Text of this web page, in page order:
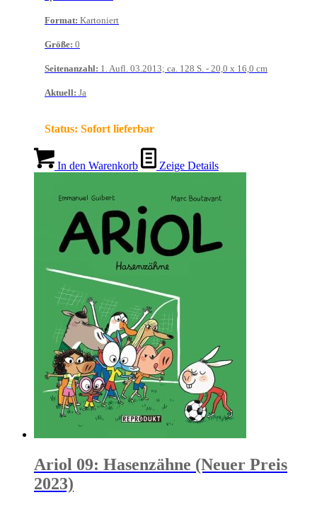
Format: Kartoniert
Größe: 0
Seitenanzahl: 1. Aufl. 03.2013; ca. 128 S. - 20,0 x 16,0 cm
Aktuell: Ja
Status: Sofort lieferbar
In den Warenkorb Zeige Details
Ariol 09: Hasenzähne (Neuer Preis
2023)